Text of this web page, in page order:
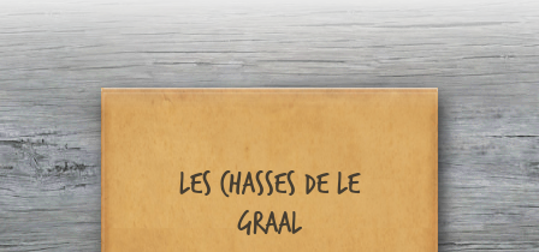
Les chasses de Le
Graal